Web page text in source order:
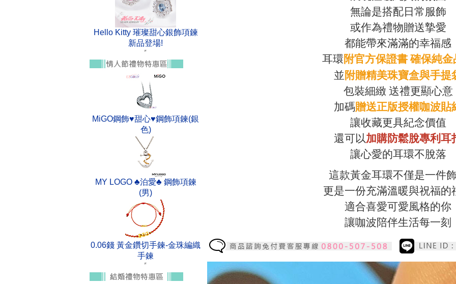
Hello Kitty 璀璨甜心銀飾項鍊
新品登場!
MiGO鋼飾♥甜心♥鋼飾項鍊(銀
色)
MY LOGO ♣泊愛♣ 鋼飾項鍊
(男)
0.06錢 黃金鑽切手鍊-金珠編織
手鍊
無論是搭配日常服飾
或作為禮物贈送摯愛
都能帶來滿滿的幸福感
耳環附官方保證書 確保純金
並附贈精美珠寶盒與手提
包裝細緻 送禮更顯心意
加碼贈送正版授權咖波貼
讓收藏更具紀念價值
還可以加購防鬆脫專利耳
讓心愛的耳環不脫落
這款黃金耳環不僅是一件
更是一份充滿溫暖與祝福的
適合喜愛可愛風格的你
讓咖波陪伴生活每一刻